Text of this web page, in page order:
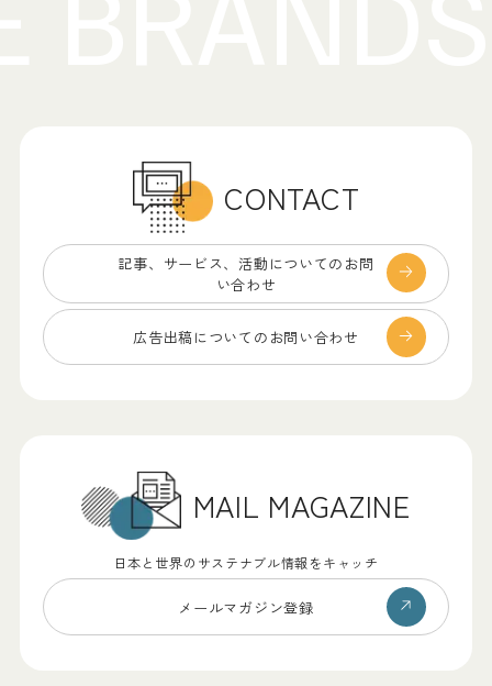
CONTACT
記事、サービス、 活動についてのお問
い合わせ
広告出稿についての お問い合わせ
MAIL MAGAZINE
日本と世界のサステナブル情報をキャッチ
メールマガジン登録